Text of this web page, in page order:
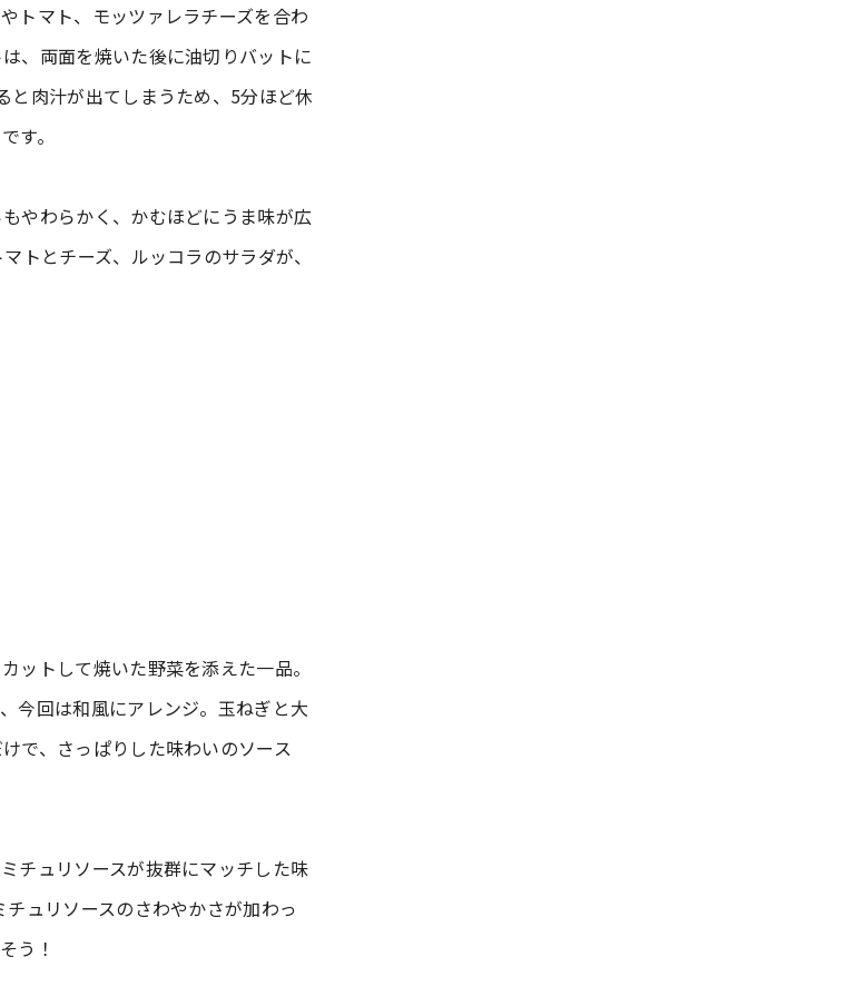
トマト、モッツァレラチーズを合わ
、両面を焼いた後に油切りバットに
と肉汁が出てしまうため、5分ほど休
す。
やわらかく、かむほどにうま味が広
トとチーズ、ルッコラのサラダが、
ットして焼いた野菜を添えた一品。
今回は和風にアレンジ。玉ねぎと大
で、さっぱりした味わいのソース
チュリソースが抜群にマッチした味
ュリソースのさわやかさが加わっ
う！